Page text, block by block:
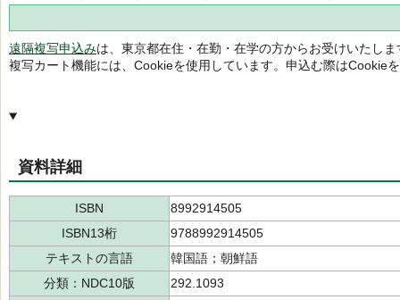
遠隔複写申込みは、東京都在住・在勤・在学の方からお受けいたしま
複写カート機能には、Cookieを使用しています。申込む際はCookie
資料詳細
ISBN
8992914505
ISBN13桁
9788992914505
テキストの言語
韓国語；朝鮮語
分類：NDC10版
292.1093